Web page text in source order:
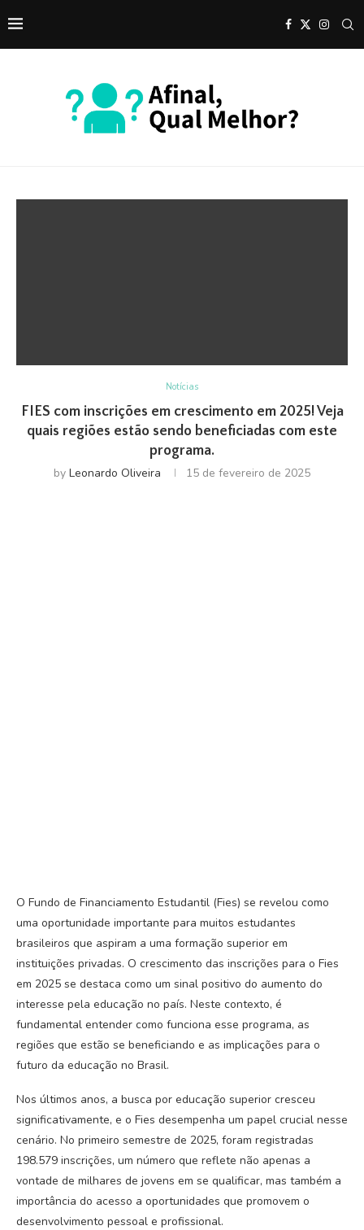
Notícias
FIES com inscrições em crescimento em 2025! Veja
quais regiões estão sendo beneficiadas com este
programa.
by Leonardo Oliveira 15 de fevereiro de 2025
O Fundo de Financiamento Estudantil (Fies) se revelou como
uma oportunidade importante para muitos estudantes
brasileiros que aspiram a uma formação superior em
instituições privadas. O crescimento das inscrições para o Fies
em 2025 se destaca como um sinal positivo do aumento do
interesse pela educação no país. Neste contexto, é
fundamental entender como funciona esse programa, as
regiões que estão se beneficiando e as implicações para o
futuro da educação no Brasil.
Nos últimos anos, a busca por educação superior cresceu
significativamente, e o Fies desempenha um papel crucial nesse
cenário. No primeiro semestre de 2025, foram registradas
198.579 inscrições, um número que reflete não apenas a
vontade de milhares de jovens em se qualificar, mas também a
importância do acesso a oportunidades que promovem o
desenvolvimento pessoal e profissional.